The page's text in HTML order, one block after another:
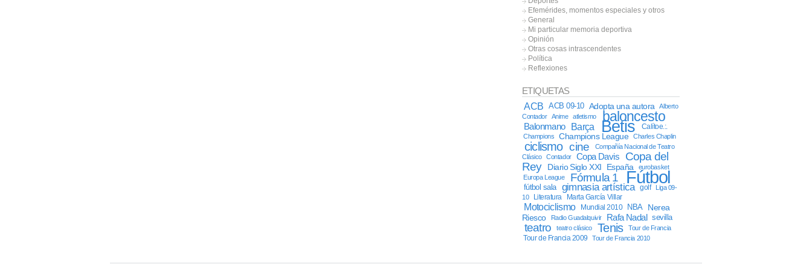
Efemérides, momentos especiales y otros
General
Mi particular memoria deportiva
Opinión
Otras cosas intrascendentes
Política
Reflexiones
ETIQUETAS
ACB ACB 09-10 Adopta una autora
Alberto
Contador
Anime atletismo baloncesto
Balonmano Barça Betis Calítoe.:.
Champions Champions League Charles Chaplin
ciclismo cine
Compañía Nacional de Teatro
Clásico
Contador Copa Davis
Copa del
Rey
Diario Siglo XXI España
eurobasket
Europa League
Fórmula 1 Fútbol
fútbol sala gimnasia artística golf
Liga 09-
10
Literatura Marta García Villar
Motociclismo Mundial 2010 NBA
Nerea
Riesco
Radio Guadalquivir Rafa Nadal sevilla
teatro teatro clásico Tenis Tour de Francia
Tour de Francia 2009 Tour de Francia 2010